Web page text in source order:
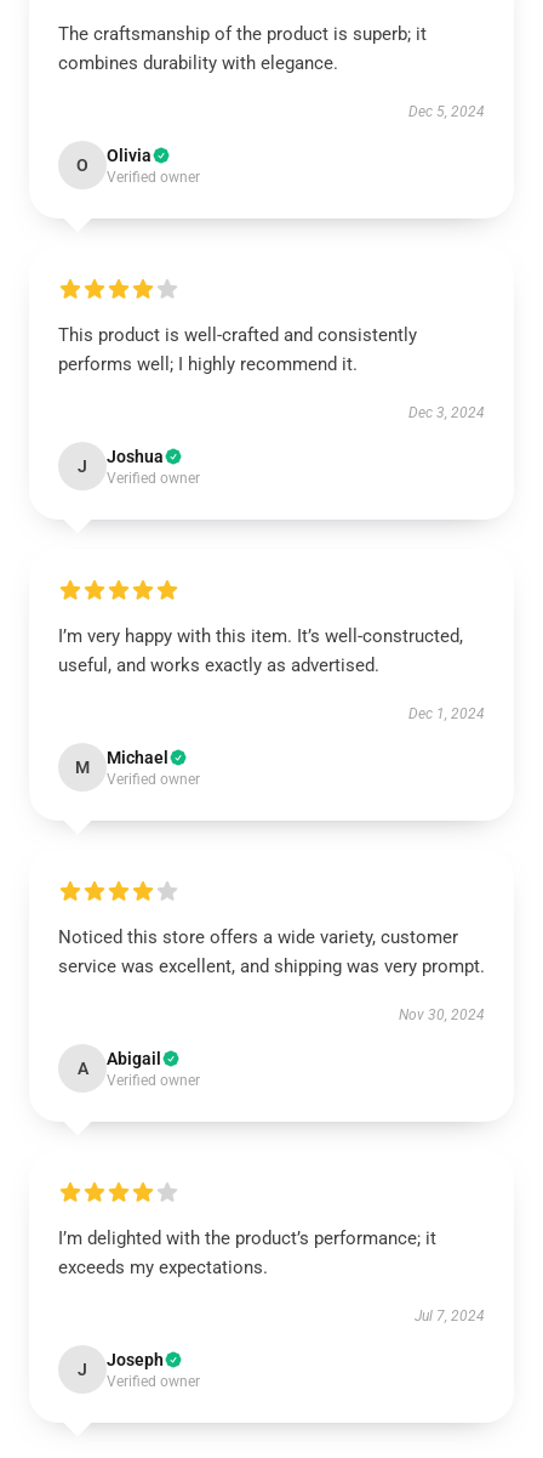
The craftsmanship of the product is superb; it
combines durability with elegance.
Dec 5, 2024
O Olivia
Verified owner
This product is well-crafted and consistently
performs well; I highly recommend it.
Dec 3, 2024
J Joshua
Verified owner
I’m very happy with this item. It’s well-constructed,
useful, and works exactly as advertised.
Dec 1, 2024
M Michael
Verified owner
Noticed this store offers a wide variety, customer
service was excellent, and shipping was very prompt.
Nov 30, 2024
A Abigail
Verified owner
I’m delighted with the product’s performance; it
exceeds my expectations.
Jul 7, 2024
J Joseph
Verified owner